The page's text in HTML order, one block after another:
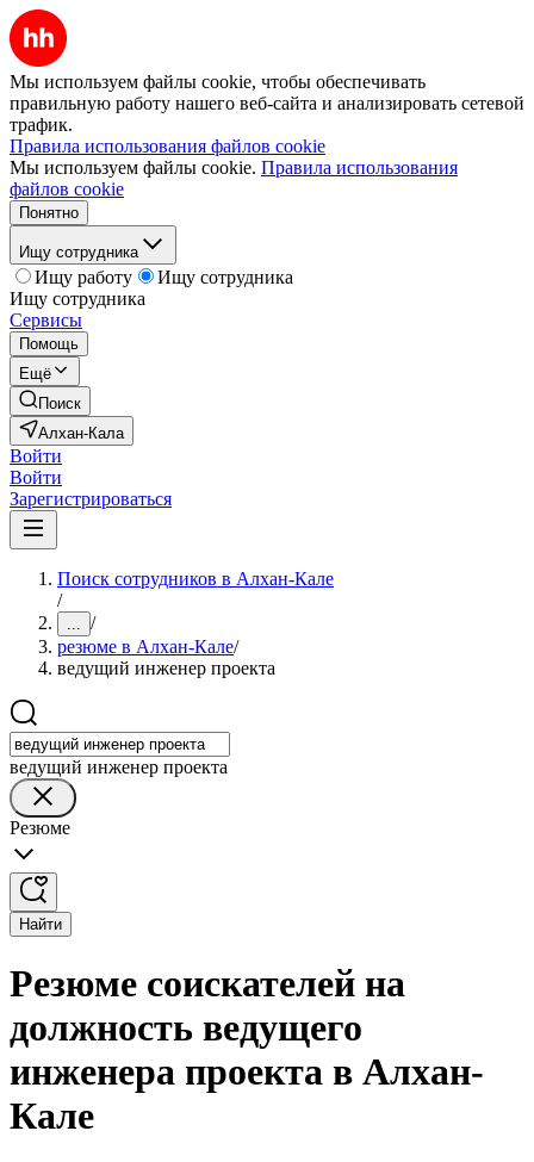
Мы используем файлы cookie, чтобы обеспечивать
правильную работу нашего веб-сайта и анализировать сетевой
трафик.
Правила использования файлов cookie
Мы используем файлы cookie. Правила использования
файлов cookie
Понятно
Ищу сотрудника
Ищу работу
Ищу сотрудника
Ищу сотрудника
Сервисы
Помощь
Ещё
Поиск
Алхан-Кала
Войти
Войти
Зарегистрироваться
Поиск сотрудников в Алхан-Кале
/
... /
резюме в Алхан-Кале/
ведущий инженер проекта
ведущий инженер проекта
Резюме
Найти
Резюме соискателей на
должность ведущего
инженера проекта в Алхан-
Кале